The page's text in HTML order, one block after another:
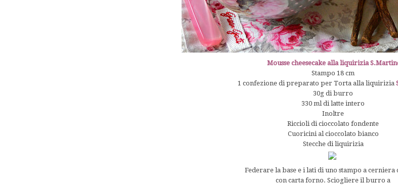
Mousse cheesecake alla liquirizia
Stampo 18 cm
1 confezione di preparato per Torta alla liquirizia
30g di burro
330 ml di latte intero
Inoltre
Riccioli di cioccolato fondente
Cuoricini al cioccolato bianco
Stecche di liquirizia
Federare la base e i lati di uno stampo a cerniera
con carta forno. Sciogliere il burro a